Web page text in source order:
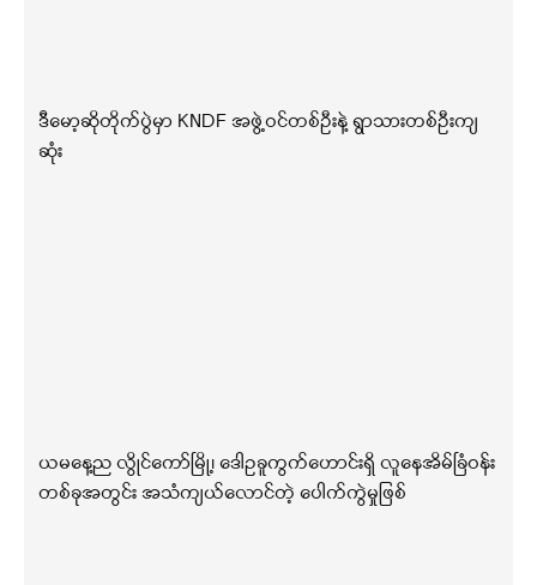
ဒီမော့ဆိုတိုက်ပွဲမှာ KNDF အဖွဲ့ဝင်တစ်ဦးနဲ့ ရွာသားတစ်ဦးကျ
ဆုံး
ယမနေ့ည လွိုင်ကော်မြို့၊ ဒေါဥခူကွက်ဟောင်းရှိ လူနေအိမ်ခြံဝန်း
တစ်ခုအတွင်း အသံကျယ်လောင်တဲ့ ပေါက်ကွဲမှုဖြစ်